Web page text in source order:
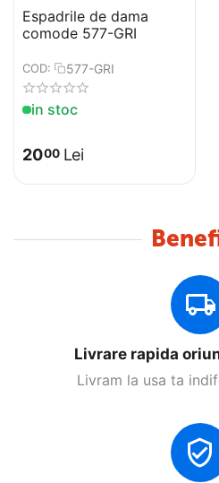
Espadrile de dama
comode 577-GRI
COD: 577-GRI
in stoc
2000 Lei
Livrare rapida
Livram la usa ta